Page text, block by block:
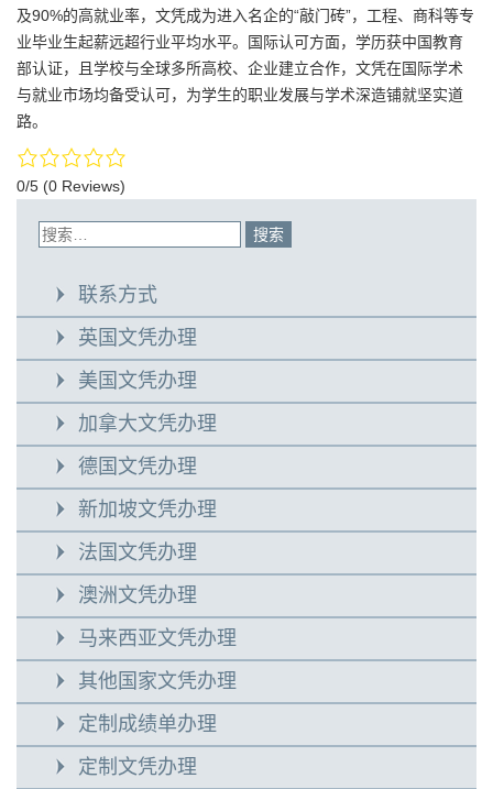
及90%的高就业率，文凭成为进入名企的“敲门砖”，工程、商科等专
业毕业生起薪远超行业平均水平。国际认可方面，学历获中国教育
部认证，且学校与全球多所高校、企业建立合作，文凭在国际学术
与就业市场均备受认可，为学生的职业发展与学术深造铺就坚实道
路。
0/5 (0 Reviews)
联系方式
英国文凭办理
美国文凭办理
加拿大文凭办理
德国文凭办理
新加坡文凭办理
法国文凭办理
澳洲文凭办理
马来西亚文凭办理
其他国家文凭办理
定制成绩单办理
定制文凭办理